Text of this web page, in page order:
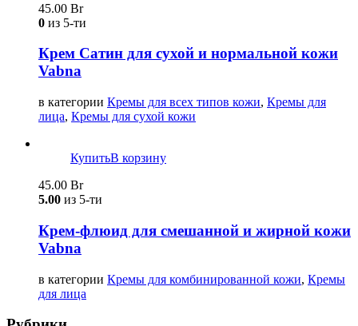
45.00 Br
0 из 5-ти
Крем Сатин для сухой и нормальной кожи
Vabna
в категории Кремы для всех типов кожи, Кремы для
лица, Кремы для сухой кожи
КупитьВ корзину
45.00 Br
5.00 из 5-ти
Крем-флюид для смешанной и жирной кожи
Vabna
в категории Кремы для комбинированной кожи, Кремы
для лица